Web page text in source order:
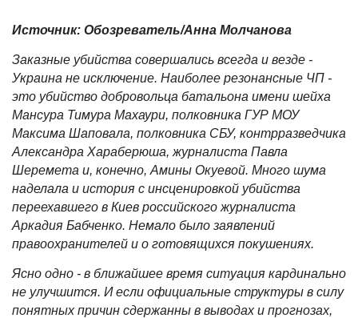
Источник: Обозреватель/Анна Молчанова
Заказные убийства совершались всегда и везде -
Украина не исключение. Наиболее резонансные ЧП -
это убийство добровольца батальона имени шейха
Мансура Тимура Махаури, полковника ГУР МОУ
Максима Шаповала, полковника СБУ, контрразведчика
Александра Хараберюша, журналиста Павла
Шеремета и, конечно, Амины Окуевой. Много шума
наделала и история с инсценировкой убийства
переехавшего в Киев российского журналиста
Аркадия Бабченко. Немало было заявлений
правоохранителей и о готовящихся покушениях.
Ясно одно - в ближайшее время ситуация кардинально
не улучшится. И если официальные структуры в силу
понятных причин сдержанны в выводах и прогнозах,